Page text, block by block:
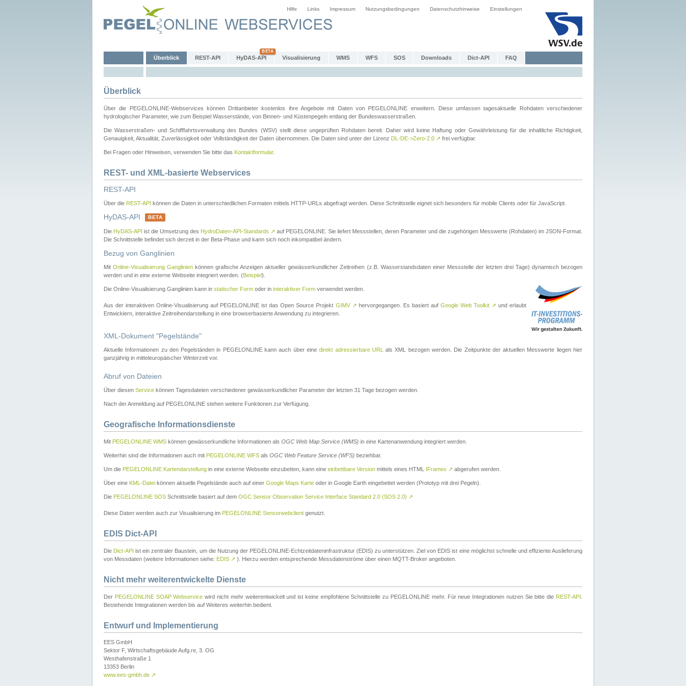
Hilfe Links Impressum Nutzungsbedingungen Datenschutzhinweise Einstellungen
Überblick REST-API HyDAS-API Visualisierung WMS WFS SOS Downloads Dict-API FAQ
Überblick
Über die PEGELONLINE-Webservices können Drittanbieter kostenlos ihre Angebote mit Daten von PEGELONLINE erweitern. Diese umfassen tagesaktuelle Rohdaten verschiedener
hydrologischer Parameter, wie zum Beispiel Wasserstände, von Binnen- und Küstenpegeln entlang der Bundeswasserstraßen.
Die Wasserstraßen- und Schifffahrtsverwaltung des Bundes (WSV) stellt diese ungeprüften Rohdaten bereit. Daher wird keine Haftung oder Gewährleistung für die inhaltliche Richtigkeit,
Genauigkeit, Aktualität, Zuverlässigkeit oder Vollständigkeit der Daten übernommen. Die Daten sind unter der Lizenz DL-DE->Zero-2.0 ↗ frei verfügbar.
Bei Fragen oder Hinweisen, verwenden Sie bitte das Kontaktformular.
REST- und XML-basierte Webservices
REST-API
Über die REST-API können die Daten in unterschiedlichen Formaten mittels HTTP-URLs abgefragt werden. Diese Schnittstelle eignet sich besonders für mobile Clients oder für JavaScript.
HyDAS-API BETA
Die HyDAS-API ist die Umsetzung des HydroDaten-API-Standards ↗ auf PEGELONLINE. Sie liefert Messstellen, deren Parameter und die zugehörigen Messwerte (Rohdaten) im JSON-Format.
Die Schnittstelle befindet sich derzeit in der Beta-Phase und kann sich noch inkompatibel ändern.
Bezug von Ganglinien
MitOnline-Visualisierung Ganglinien können grafische Anzeigen aktueller gewässerkundlicher Zeitreihen (z.B. Wasserstandsdaten einer Messstelle der letzten drei Tage) dynamisch bezogen
werden und in eine externe Webseite integriert werden. (Beispiel).
Die Online-Visualisierung Ganglinien kann in statischer Form oder in interaktiver Form verwendet werden.
Aus der interaktiven Online-Visualisierung auf PEGELONLINE ist das Open Source Projekt GIMV ↗ hervorgegangen. Es basiert auf Google Web Toolkit ↗ und erlaubt
Entwicklern, interaktive Zeitreihendarstellung in eine browserbasierte Anwendung zu integrieren.
XML-Dokument "Pegelstände"
Aktuelle Informationen zu den Pegelständen in PEGELONLINE kann auch über einedirekt adressierbare URL
als XML bezogen werden. Die Zeitpunkte der aktuellen Messwerte liegen hier
ganzjährig in mitteleuropäischer Winterzeit vor.
Abruf von Dateien
Über diesen Service können Tagesdateien verschiedener gewässerkundlicher Parameter der letzten 31 Tage bezogen werden.
Nach der Anmeldung auf PEGELONLINE stehen weitere Funktionen zur Verfügung.
Geografische Informationsdienste
Mit PEGELONLINE WMS können gewässerkundliche Informationen als OGC Web Map Service (WMS) in eine Kartenanwendung integriert werden.
Weiterhin sind die Informationen auch mit PEGELONLINE WFS als OGC Web Feature Service (WFS) beziehbar.
Um die PEGELONLINE Kartendarstellung in eine externe Webseite einzubetten, kann eine einbettbare Version mittels eines HTML IFrames ↗ abgerufen werden.
Über eine KML-Datei können aktuelle Pegelstände auch auf einer Google Maps Karte oder in Google Earth eingebettet werden (Prototyp mit drei Pegeln).
Die PEGELONLINE SOS Schnittstelle basiert auf dem OGC Sensor Observation Service Interface Standard 2.0 (SOS 2.0) ↗
Diese Daten werden auch zur Visualisierung im PEGELONLINE Sensorwebclient genutzt.
EDIS Dict-API
Die Dict-API ist ein zentraler Baustein, um die Nutzung der PEGELONLINE-Echtzeitdateninfrastruktur (EDIS) zu unterstützen. Ziel von EDIS ist eine möglichst schnelle und effiziente Auslieferung
von Messdaten (weitere Informationen siehe: EDIS ↗ ). Hierzu werden entsprechende Messdatenströme über einen MQTT-Broker angeboten.
Nicht mehr weiterentwickelte Dienste
Der PEGELONLINE SOAP Webservice wird nicht mehr weiterentwickelt und ist keine empfohlene Schnittstelle zu PEGELONLINE mehr. Für neue Integrationen nutzen Sie bitte die REST-API
Bestehende Integrationen werden bis auf Weiteres weiterhin bedient.
Entwurf und Implementierung
EES GmbH
Sektor F, Wirtschaftsgebäude Aufg.re, 3. OG
Westhafenstraße 1
13353 Berlin
www.ees-gmbh.de ↗